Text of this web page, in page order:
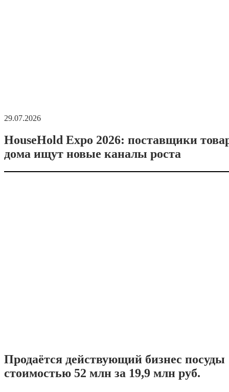
29.07.2026
HouseHold Expo 2026: поставщики
дома ищут новые каналы роста
Продаётся действующий бизнес посуды
стоимостью 52 млн за 19,9 млн руб.